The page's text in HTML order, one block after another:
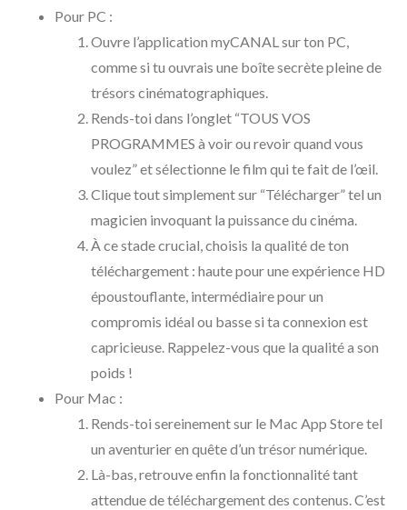
Pour PC :
Ouvre l’application myCANAL sur ton PC,
comme si tu ouvrais une boîte secrète pleine de
trésors cinématographiques.
Rends-toi dans l’onglet “TOUS VOS
PROGRAMMES à voir ou revoir quand vous
voulez” et sélectionne le film qui te fait de l’œil.
Clique tout simplement sur “Télécharger” tel un
magicien invoquant la puissance du cinéma.
À ce stade crucial, choisis la qualité de ton
téléchargement : haute pour une expérience HD
époustouflante, intermédiaire pour un
compromis idéal ou basse si ta connexion est
capricieuse. Rappelez-vous que la qualité a son
poids !
Pour Mac :
Rends-toi sereinement sur le Mac App Store tel
un aventurier en quête d’un trésor numérique.
Là-bas, retrouve enfin la fonctionnalité tant
attendue de téléchargement des contenus. C’est